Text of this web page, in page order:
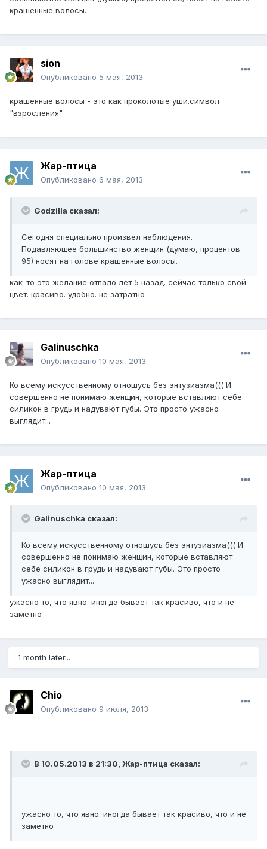
крашенные волосы.
sion
Опубликовано 5 мая, 2013
крашенные волосы - это как проколотые уши.символ
"взросления"
Жар-птица
Опубликовано 6 мая, 2013
Godzilla сказал:
Сегодня специально произвел наблюдения.
Подавляющее большинство женщин (думаю, процентов
95) носят на голове крашенные волосы.
как-то это желание отпало лет 5 назад. сейчас только свой
цвет. красиво. удобно. не затратно
Galinuschka
Опубликовано 10 мая, 2013
Ко всему искусственному отношусь без энтузиазма((( И
совершенно не понимаю женщин, которые вставляют себе
силикон в грудь и надувают губы. Это просто ужасно
выглядит...
Жар-птица
Опубликовано 10 мая, 2013
Galinuschka сказал:
Ко всему искусственному отношусь без энтузиазма((( И
совершенно не понимаю женщин, которые вставляют
себе силикон в грудь и надувают губы. Это просто
ужасно выглядит...
ужасно то, что явно. иногда бывает так красиво, что и не
заметно
1 month later...
Chio
Опубликовано 9 июля, 2013
В 10.05.2013 в 21:30, Жар-птица сказал:
ужасно то, что явно. иногда бывает так красиво, что и не
заметно